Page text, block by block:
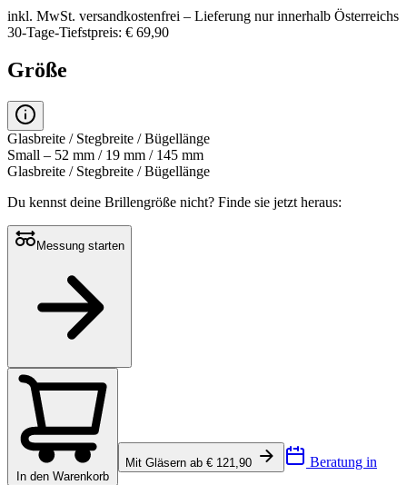
inkl. MwSt. versandkostenfrei – Lieferung nur innerhalb Österreichs
30-Tage-Tiefstpreis: € 69,90
Größe
Glasbreite / Stegbreite / Bügellänge
Small – 52 mm / 19 mm / 145 mm
Glasbreite / Stegbreite / Bügellänge
Du kennst deine Brillengröße nicht? Finde sie jetzt heraus:
Messung starten
In den Warenkorb
Mit Gläsern ab € 121,90 Beratung in